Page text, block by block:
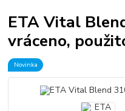
ETA Vital
vráceno,
Novinka